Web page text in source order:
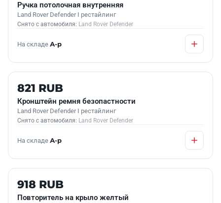
Ручка потолочная внутренняя
Land Rover Defender I рестайлинг
Снято с автомобиля: Land Rover Defender
На складе А-р
Б/У В НАЛИЧИИ
821 RUB
Кронштейн ремня безопастности
Land Rover Defender I рестайлинг
Снято с автомобиля: Land Rover Defender
На складе А-р
Б/У В НАЛИЧИИ
918 RUB
Повторитель на крыло желтый